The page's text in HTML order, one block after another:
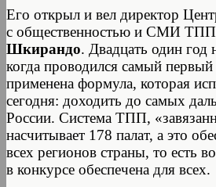
Его открыл и вел директор
с общественностью и СМИ
Шкирандо. Двадцать один год
когда проводился самый
применена формула, которая
сегодня: доходить до самых
России. Система ТПП,
насчитывает 178 палат, а это
всех регионов страны, то есть
в конкурсе обеспечена для всех.